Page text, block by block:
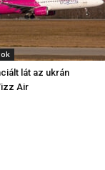
lát az ukrán
Air